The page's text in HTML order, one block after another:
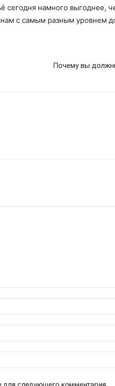
намного выгоднее,
с самым разным уровнем
Почему вы
для следующего комментария.